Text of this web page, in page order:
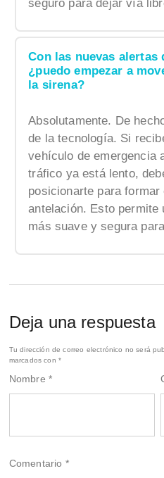
seguro para dejar vía
Con las nuevas alertas
¿puedo empezar a
la sirena?
Absolutamente. De
de la tecnología. Si
vehículo de emergencia
tráfico ya está lento,
posicionarte para
antelación. Esto permite
más suave y segura
Deja una respuesta
Tu dirección de correo electrónico no será
marcados con *
Nombre *
Comentario *